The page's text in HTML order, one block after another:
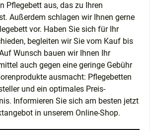
Pflegebett aus, das zu Ihren
Außerdem schlagen wir Ihnen gerne
vor. Haben Sie sich für Ihr
begleiten wir Sie vom Kauf bis
Wunsch bauen wir Ihnen Ihr
auch gegen eine geringe Gebühr
ausmacht: Pflegebetten
und ein optimales Preis-
Informieren Sie sich am besten jetzt
in unserem Online-Shop.